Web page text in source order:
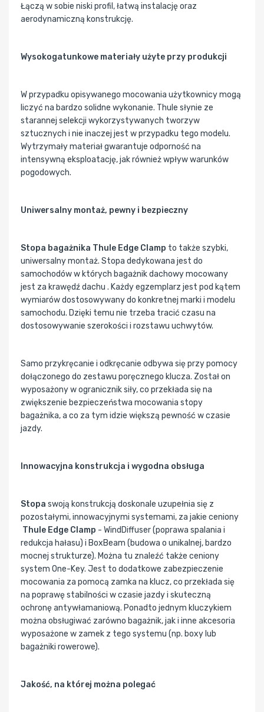
Łączą w sobie niski profil, łatwą instalację oraz
aerodynamiczną konstrukcję.
Wysokogatunkowe materiały użyte przy produkcji
W przypadku opisywanego mocowania użytkownicy mogą
liczyć na bardzo solidne wykonanie. Thule słynie ze
starannej selekcji wykorzystywanych tworzyw
sztucznych i nie inaczej jest w przypadku tego modelu.
Wytrzymały materiał gwarantuje odporność na
intensywną eksploatację, jak również wpływ warunków
pogodowych.
Uniwersalny montaż, pewny i bezpieczny
Stopa bagażnika Thule Edge Clamp to także szybki,
uniwersalny montaż. Stopa dedykowana jest do
samochodów w których bagażnik dachowy mocowany
jest za krawędź dachu . Każdy egzemplarz jest pod kątem
wymiarów dostosowywany do konkretnej marki i modelu
samochodu. Dzięki temu nie trzeba tracić czasu na
dostosowywanie szerokości i rozstawu uchwytów.
Samo przykręcanie i odkręcanie odbywa się przy pomocy
dołączonego do zestawu poręcznego klucza. Został on
wyposażony w ogranicznik siły, co przekłada się na
zwiększenie bezpieczeństwa mocowania stopy
bagażnika, a co za tym idzie większą pewność w czasie
jazdy.
Innowacyjna konstrukcja i wygodna obsługa
Stopa swoją konstrukcją doskonale uzupełnia się z
pozostałymi, innowacyjnymi systemami, za jakie ceniony
Thule Edge Clamp - WindDiffuser (poprawa spalania i
redukcja hałasu) i BoxBeam (budowa o unikalnej, bardzo
mocnej strukturze). Można tu znaleźć także ceniony
system One-Key. Jest to dodatkowe zabezpieczenie
mocowania za pomocą zamka na klucz, co przekłada się
na poprawę stabilności w czasie jazdy i skuteczną
ochronę antywłamaniową. Ponadto jednym kluczykiem
można obsługiwać zarówno bagażnik, jak i inne akcesoria
wyposażone w zamek z tego systemu (np. boxy lub
bagażniki rowerowe).
Jakość, na której można polegać